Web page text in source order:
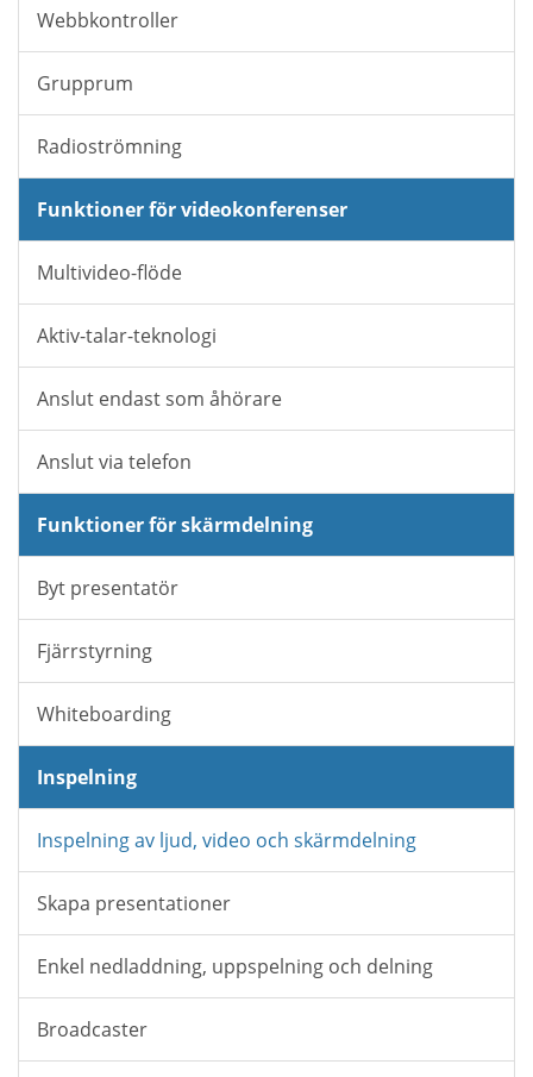
Webbkontroller
Grupprum
Radioströmning
Funktioner för videokonferenser
Multivideo-flöde
Aktiv-talar-teknologi
Anslut endast som åhörare
Anslut via telefon
Funktioner för skärmdelning
Byt presentatör
Fjärrstyrning
Whiteboarding
Inspelning
Inspelning av ljud, video och skärmdelning
Skapa presentationer
Enkel nedladdning, uppspelning och delning
Broadcaster